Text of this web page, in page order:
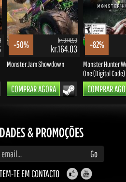
-50% kr.374.53
kr.164.03
Monster Jam Showdown
COMPRAR AGORA
-82%
Monster Hunter
One (Digital Code)
COMPRAR
& PROMOÇÕES
TE EM CONTACTO